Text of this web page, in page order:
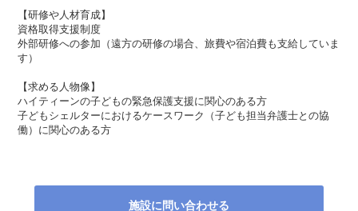
【研修や人材育成】
資格取得支援制度
外部研修への参加（遠方の研修の場合、旅費や宿泊費も支給していま
す）
【求める人物像】
ハイティーンの子どもの緊急保護支援に関心のある方
子どもシェルターにおけるケースワーク（子ども担当弁護士との協
働）に関心のある方
施設に問い合わせる